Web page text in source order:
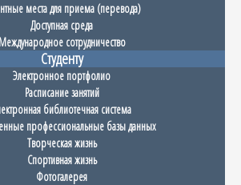
места для приема (перевода)
Доступная среда
Международное сотрудничество
Студенту
Электронное портфолио
Расписание занятий
библиотечная система
профессиональные базы данных
Творческая жизнь
Спортивная жизнь
Фотогалерея